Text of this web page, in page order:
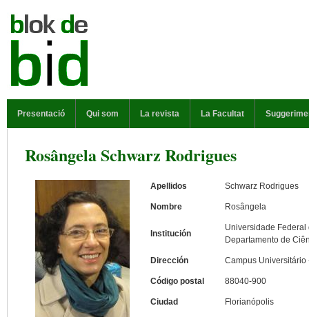
Presentació Qui som La revista La Facultat
Rosângela Schwarz Rodrigues
Apellidos Schwarz Rodrigues
Nombre Rosângela
Institución
Universidade Federal
Departamento de
Dirección Campus Universitário
Código postal 88040-900
Ciudad Florianópolis